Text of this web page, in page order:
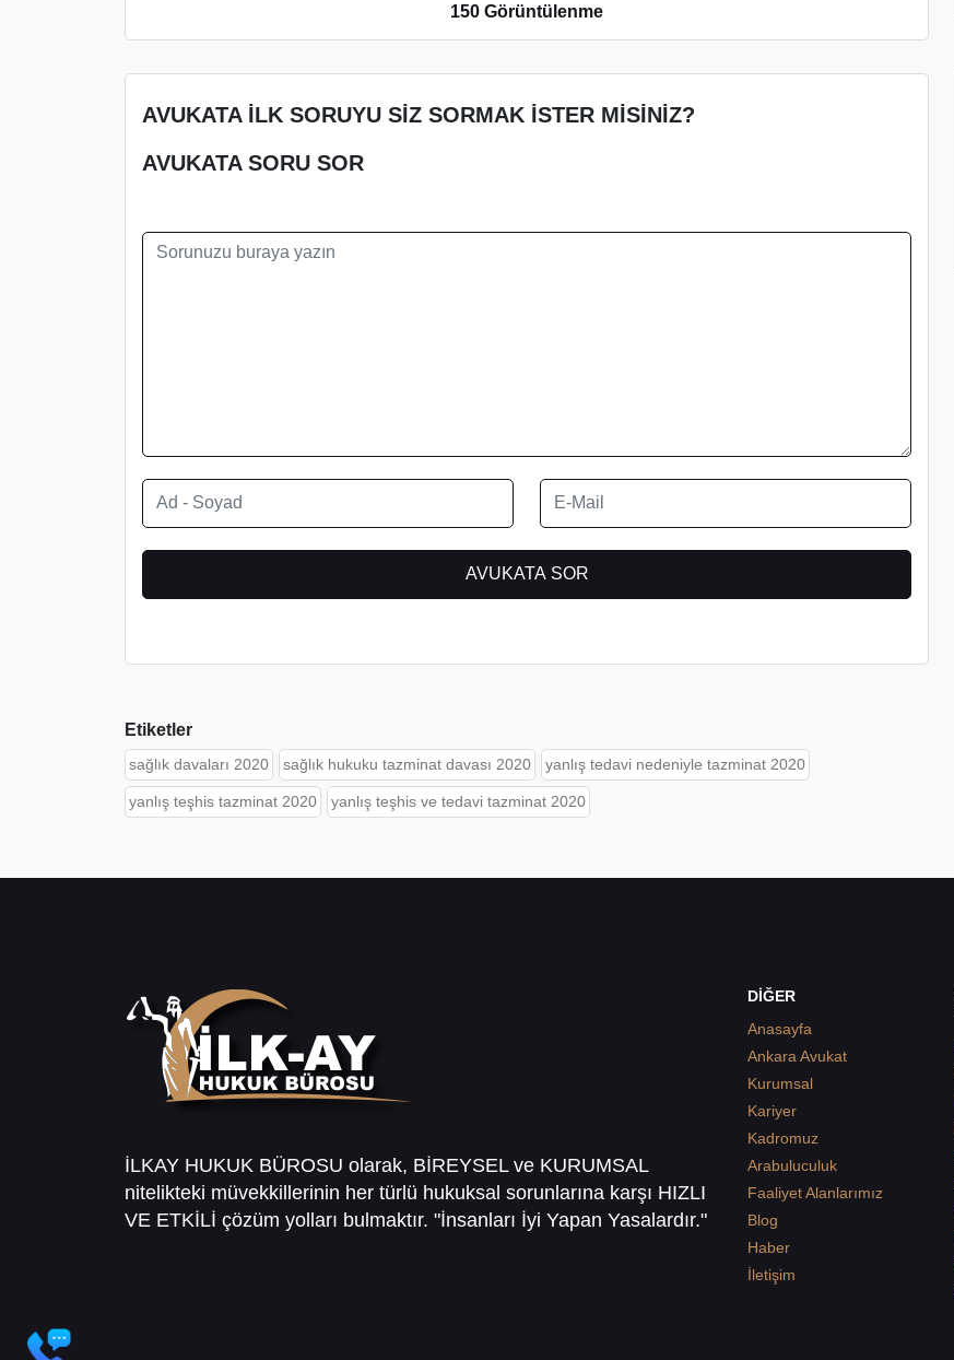
150 Görüntülenme
AVUKATA İLK SORUYU SİZ SORMAK İSTER MİSİNİZ?
AVUKATA SORU SOR
Etiketler
sağlık davaları 2020 sağlık hukuku tazminat davası 2020 yanlış tedavi nedeniyle tazminat 2020
yanlış teşhis tazminat 2020 yanlış teşhis ve tedavi tazminat 2020
İLKAY HUKUK BÜROSU olarak, BİREYSEL ve KURUMSAL
nitelikteki müvekkillerinin her türlü hukuksal sorunlarına karşı HIZLI
VE ETKİLİ çözüm yolları bulmaktır. "İnsanları İyi Yapan Yasalardır."
DİĞER
Anasayfa
Ankara Avukat
Kurumsal
Kariyer
Kadromuz
Arabuluculuk
Faaliyet Alanlarımız
Blog
Haber
İletişim